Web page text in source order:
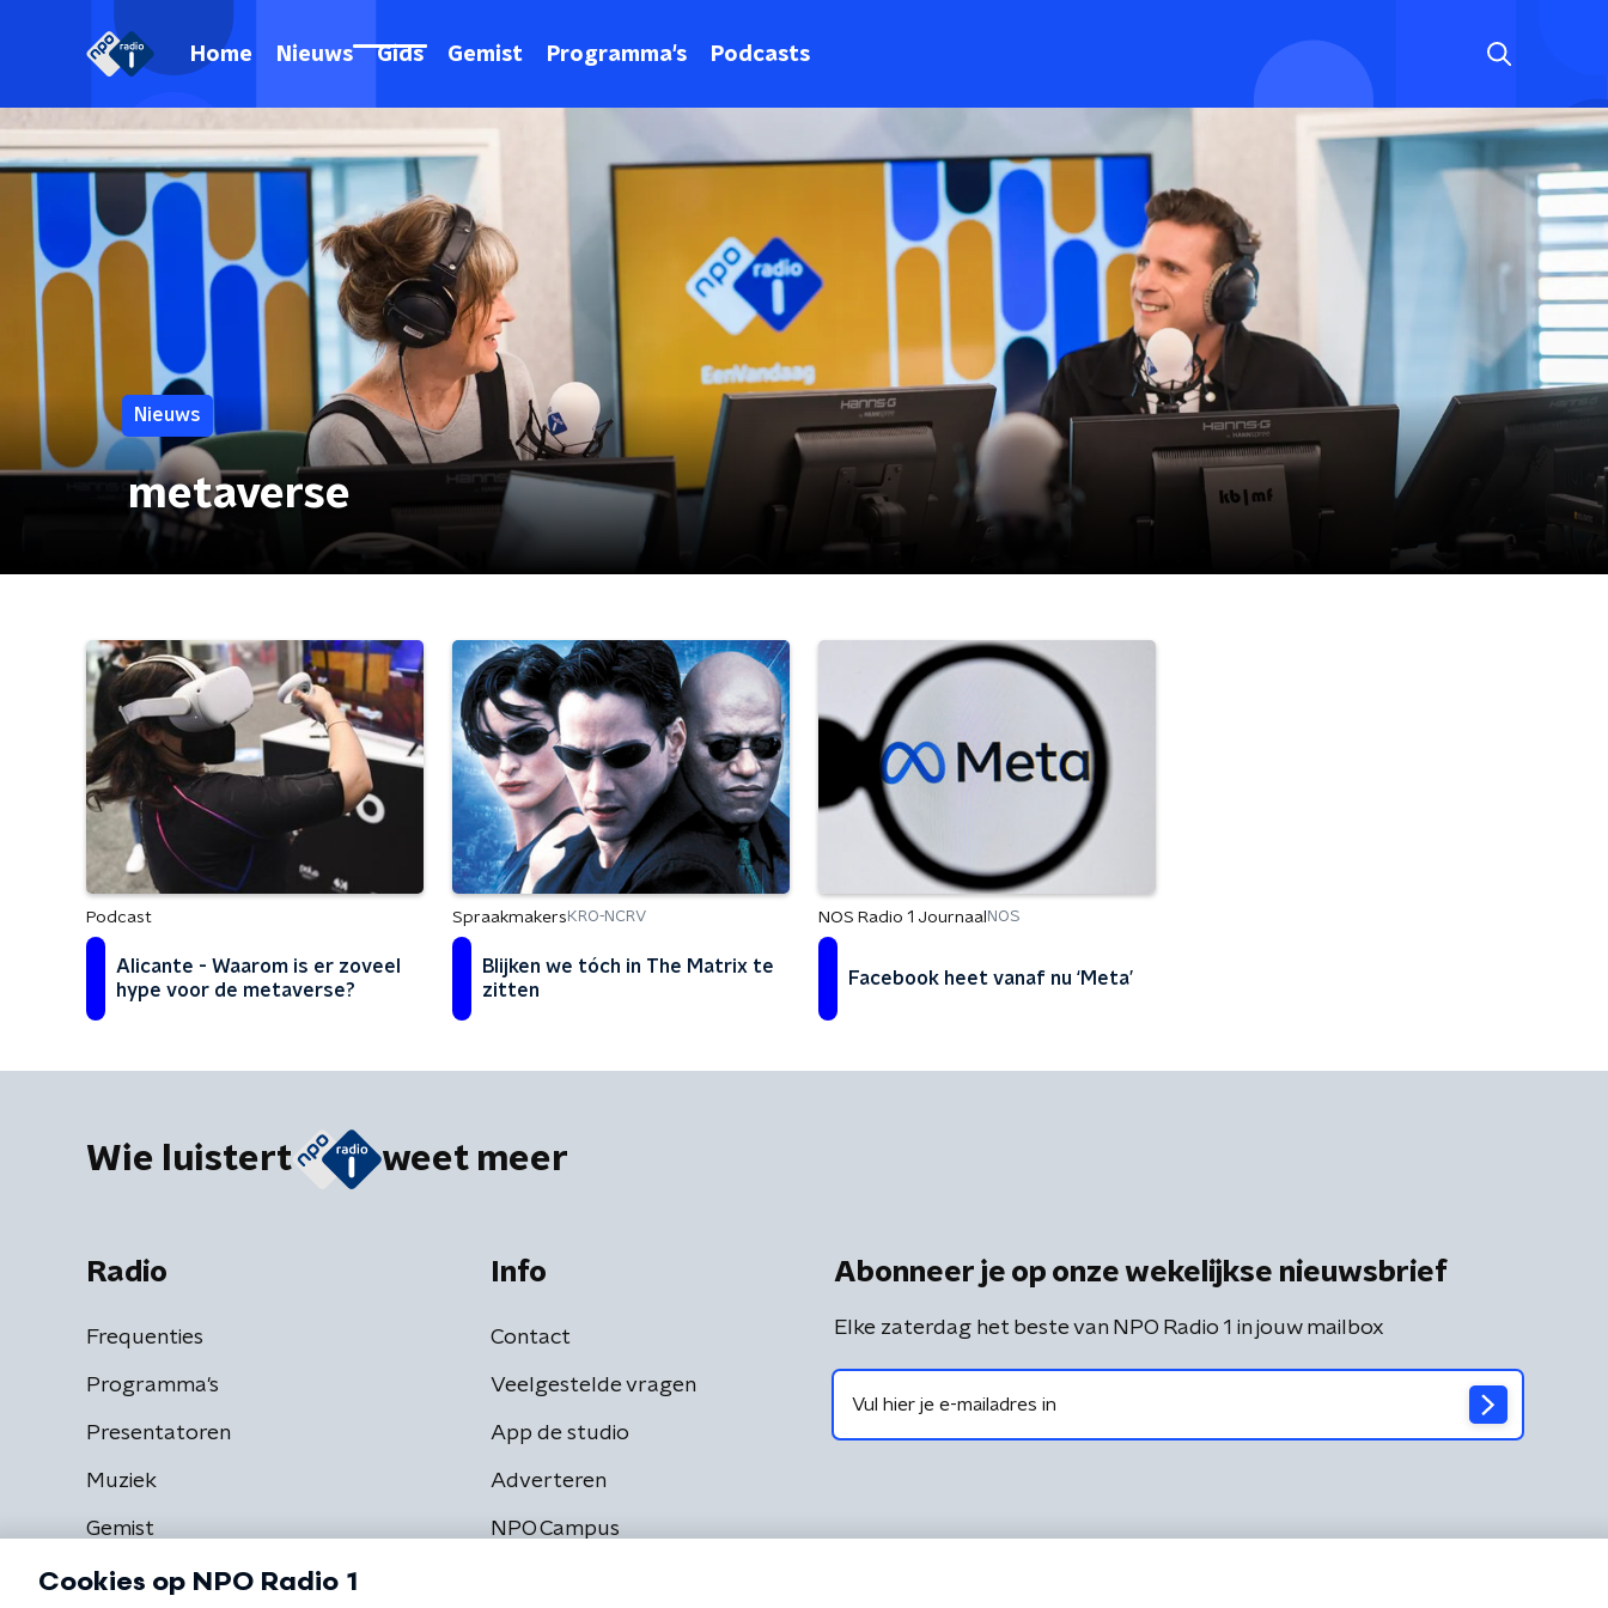
Home Nieuws Gids Gemist Programma's Podcasts
Nieuws
metaverse
Podcast
Alicante - Waarom is er zoveel
hype voor de metaverse?
Spraakmakers KRO-NCRV
Blijken we tóch in The Matrix te
zitten
NOS Radio 1 Journaal NOS
Facebook heet vanaf nu ‘Meta’
Wie luistert weet meer
Radio
Frequenties
Programma's
Presentatoren
Muziek
Gemist
Info
Contact
Veelgestelde vragen
App de studio
Adverteren
NPO Campus
Abonneer je op onze wekelijkse nieuwsbrief
Elke zaterdag het beste van NPO Radio 1 in jouw mailbox